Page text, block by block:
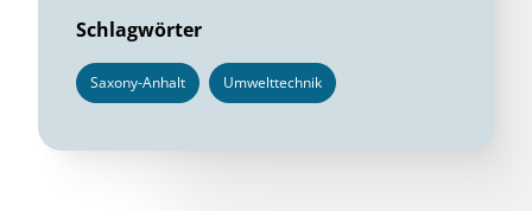
Schlagwörter
Saxony-Anhalt Umwelttechnik